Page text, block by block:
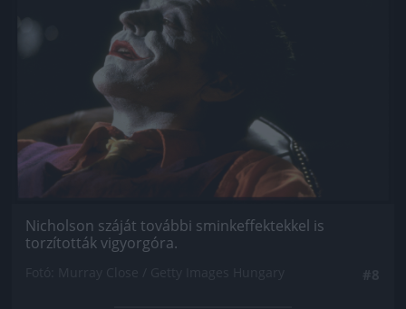
Nicholson száját további sminkeffektekkel is
torzították vigyorgóra.